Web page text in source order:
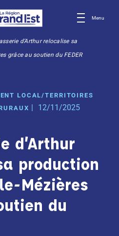
Menu
d’Arthur relocalise sa
grâce au soutien du FEDER
LOCAL/TERRITOIRES
12/11/2025
d’Arthur
production
Mézières
du